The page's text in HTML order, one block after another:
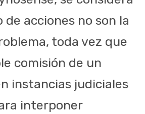
acciones no son la
toda vez que
comisión de un
instancias judiciales
interponer